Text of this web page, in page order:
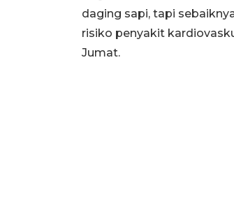
daging sapi, tapi
risiko penyakit
Jumat.